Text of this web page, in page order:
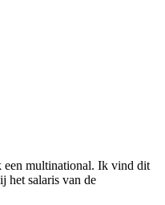
een multinational. Ik vind dit
het salaris van de